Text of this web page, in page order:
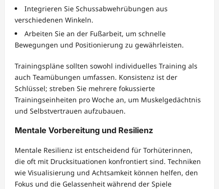
Integrieren Sie Schussabwehrübungen aus
verschiedenen Winkeln.
Arbeiten Sie an der Fußarbeit, um schnelle
Bewegungen und Positionierung zu gewährleisten.
Trainingspläne sollten sowohl individuelles Training als
auch Teamübungen umfassen. Konsistenz ist der
Schlüssel; streben Sie mehrere fokussierte
Trainingseinheiten pro Woche an, um Muskelgedächtnis
und Selbstvertrauen aufzubauen.
Mentale Vorbereitung und Resilienz
Mentale Resilienz ist entscheidend für Torhüterinnen,
die oft mit Drucksituationen konfrontiert sind. Techniken
wie Visualisierung und Achtsamkeit können helfen, den
Fokus und die Gelassenheit während der Spiele